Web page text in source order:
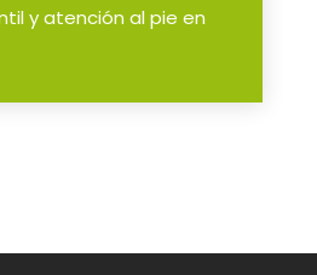
y atención al pie en